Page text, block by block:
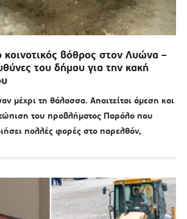
κοινοτικός βόθρος στον Λυώνα –
του δήμου για την κακή
μέχρι τη θάλασσα. Απαιτείται άμεση και
του προβλήματος Παρόλο που
πολλές φορές στο παρελθόν,